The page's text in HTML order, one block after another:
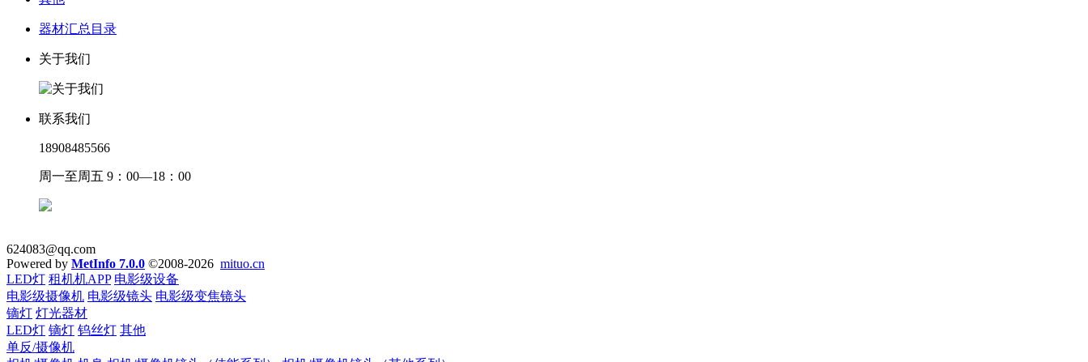
器材汇总目录
关于我们
联系我们
18908485566
周一至周五 9：00—18：00
624083@qq.com
Powered by MetInfo 7.0.0 ©2008-2026 mituo.cn
LED灯 租机机APP 电影级设备
电影级摄像机 电影级镜头 电影级变焦镜头
镝灯 灯光器材
LED灯 镝灯 钨丝灯 其他
单反/摄像机